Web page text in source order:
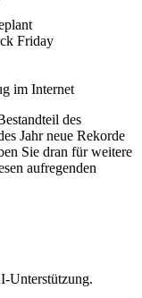
Friday
im Internet
des
Jahr neue Rekorde
Sie dran für weitere
aufregenden
Unterstützung.